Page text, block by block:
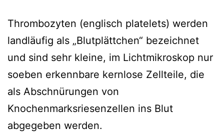
Thrombozyten (englisch platelets) werden
landläufig als „Blutplättchen“ bezeichnet
und sind sehr kleine, im Lichtmikroskop nur
soeben erkennbare kernlose Zellteile, die
als Abschnürungen von
Knochenmarksriesenzellen ins Blut
abgegeben werden.